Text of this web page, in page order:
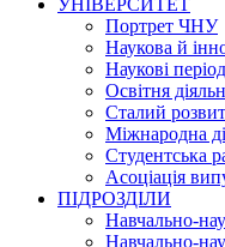
УНІВЕРСИТЕТ
Портрет ЧНУ
Наукова й
Наукові
Освітня
Сталий
Міжнародна
Студентська
Асоціація
ПІДРОЗДІЛИ
Навчально-
Навчально-